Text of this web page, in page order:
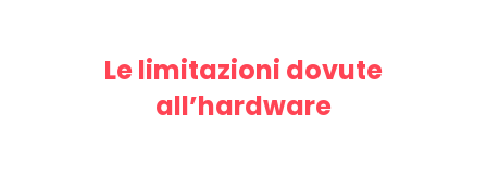
Le limitazioni dovute
all’hardware